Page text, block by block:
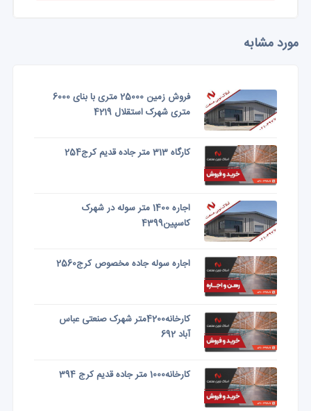
مورد مشابه
فروش زمین 25000 متری با بنای 6000
متری شهرک استقلال 4219
کارگاه 313 متر جاده قدیم کرج254
اجاره 1400 متر سوله در شهرک
کاسپین4399
اجاره سوله جاده مخصوص کرج2560
کارخانه4200متر شهرک صنعتی عباس
آباد 692
کارخانه1000 متر جاده قدیم کرج 394